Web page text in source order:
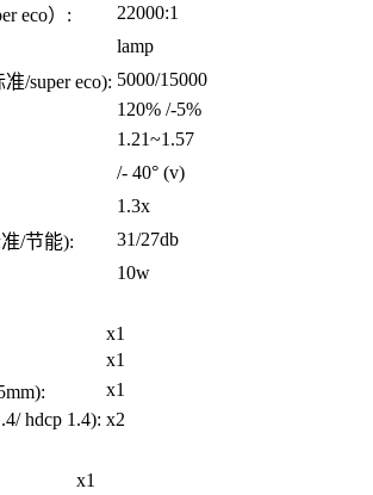
eco）:
22000:1
lamp
/super eco): 5000/15000
120% /-5%
1.21~1.57
/- 40° (v)
1.3x
/节能):
31/27db
10w
x1
x1
x1
hdcp 1.4): x2
x1